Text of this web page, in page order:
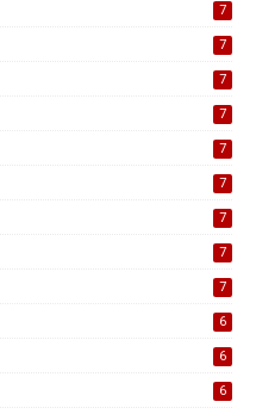
7
7
7
7
7
7
7
7
7
6
6
6